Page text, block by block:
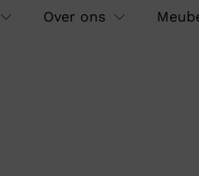
Over ons